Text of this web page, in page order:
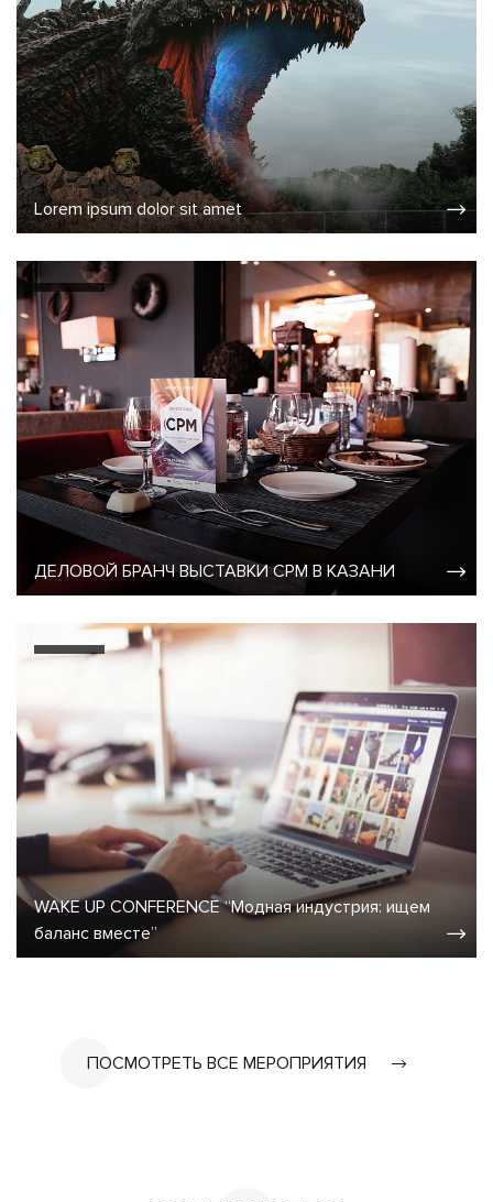
Lorem ipsum dolor sit amet
ДЕЛОВОЙ БРАНЧ ВЫСТАВКИ CPM В КАЗАНИ
WAKE UP CONFERENCE “Модная индустрия: ищем
баланс вместе”
ПОСМОТРЕТЬ ВСЕ МЕРОПРИЯТИЯ